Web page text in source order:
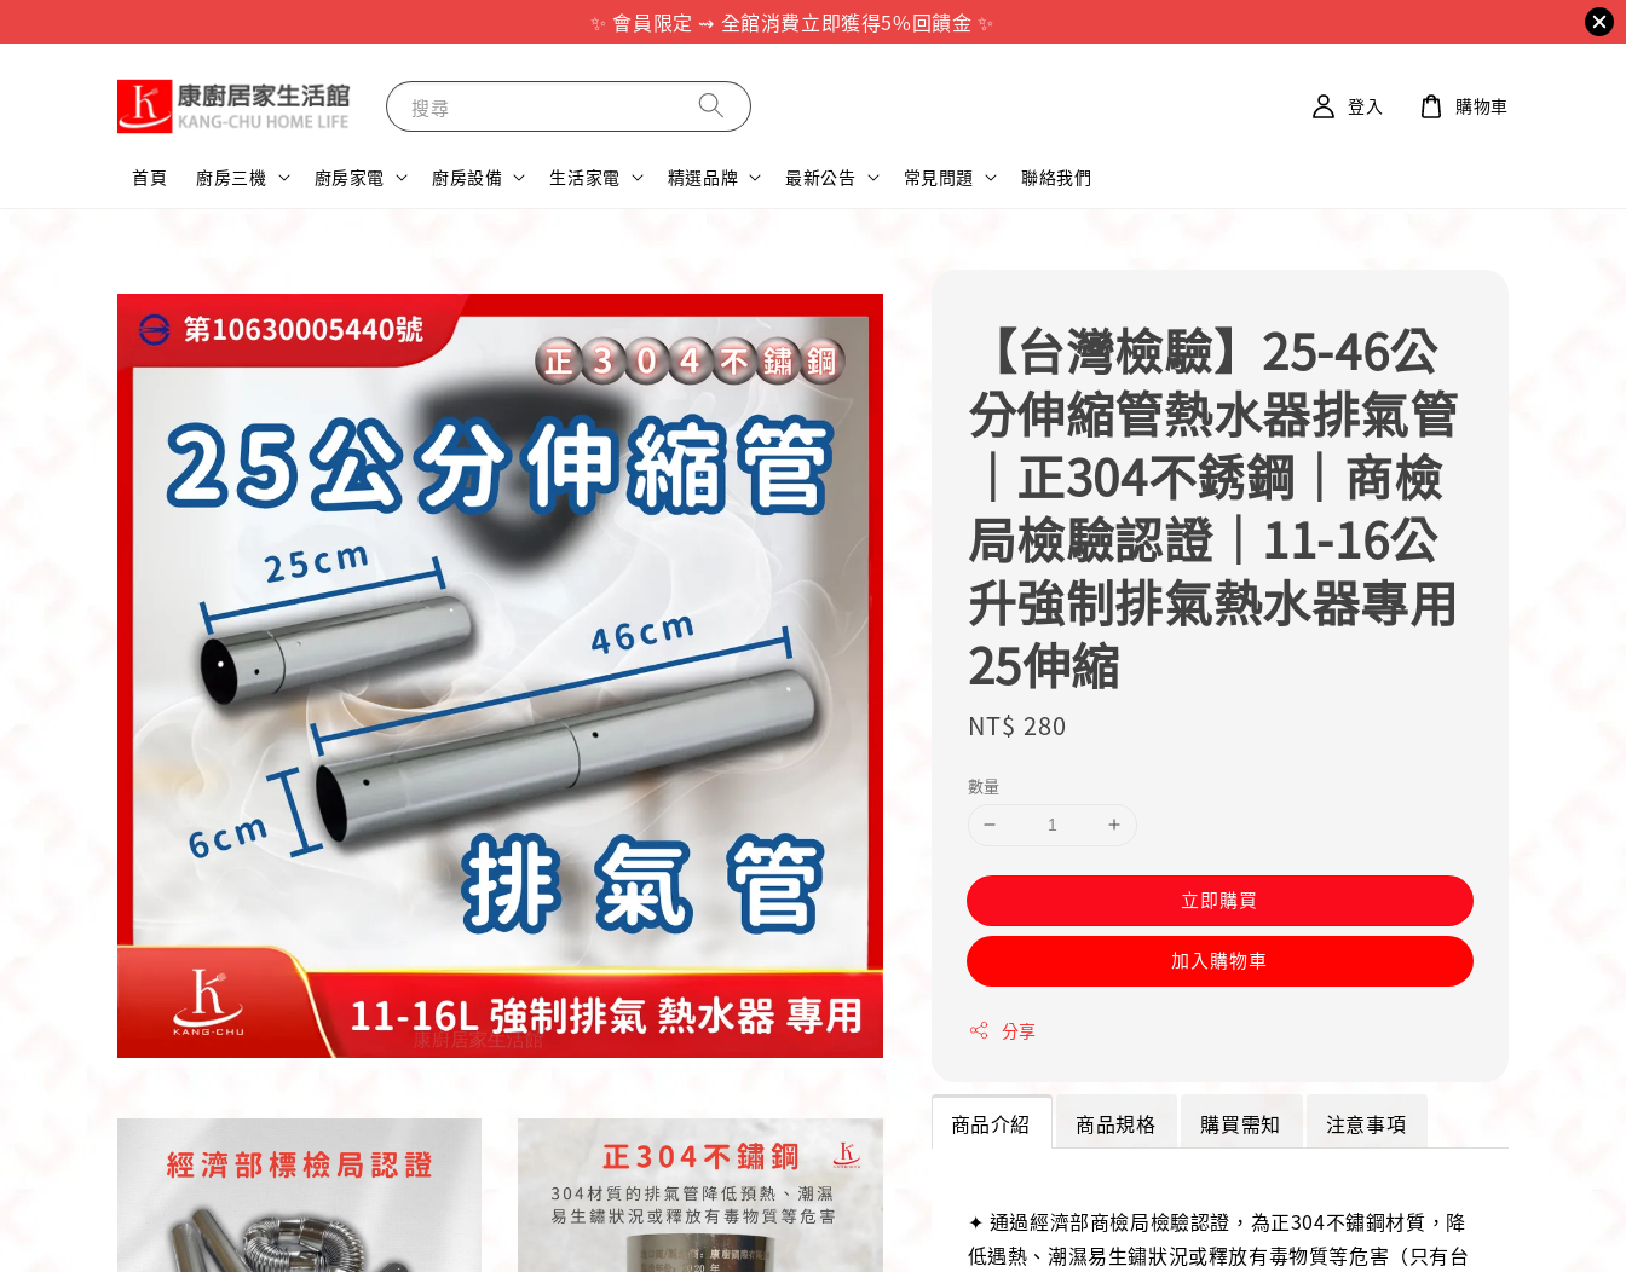
✨ 會員限定 ⇝ 全館消費立即獲得5%回饋金 ✨
搜尋
首頁 廚房三機 廚房家電 廚房設備 生活家電 精選品牌 最新公告 常見問題 聯絡我們
登入 購物車
【台灣檢驗】25-46公
分伸縮管熱水器排氣管
｜正304不銹鋼｜商檢
局檢驗認證｜11-16公
升強制排氣熱水器專用
25伸縮
Regular
NT$ 280
數量
立即購買
加入購物車
分享
商品介紹 商品規格 購買需知 注意事項
✦ 通過經濟部商檢局檢驗認證，為正304不鏽鋼材質，降
低遇熱、潮濕易生鏽狀況或釋放有毒物質等危害（只有台